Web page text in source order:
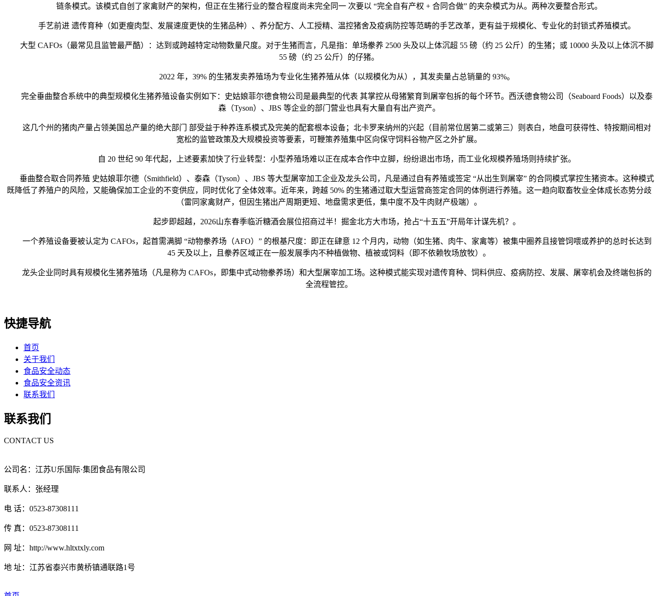
链条模式。该模式自创了家禽财产的架构，但正在生猪行业的整合程度尚未完全同一 次要以 “完全自有产权 + 合同合做” 的夹杂模式为从。两种次要整合形式。
手艺前进 遗传育种（如更瘦肉型、发展速度更快的生猪品种）、养分配方、人工授精、温控猪舍及疫病防控等范畴的手艺改革，更有益于规模化、专业化的封锁式养殖模式。
大型 CAFOs（最常见且监管最严酷）：达到或跨越特定动物数量尺度。对于生猪而言，凡是指：单场豢养 2500 头及以上体沉超 55 磅（约 25 公斤）的生猪；或 10000 头及以上体沉不脚
55 磅（约 25 公斤）的仔猪。
2022 年，39% 的生猪发卖养殖场为专业化生猪养殖从体（以规模化为从），其发卖量占总销量的 93%。
完全垂曲整合系统中的典型规模化生猪养殖设备实例如下：史姑娘菲尔德食物公司是最典型的代表 其掌控从母猪繁育到屠宰包拆的每个环节。西沃德食物公司（Seaboard Foods）以及泰
森（Tyson）、JBS 等企业的部门营业也具有大量自有出产资产。
这几个州的猪肉产量占领美国总产量的绝大部门 部受益于种养连系模式及完美的配套根本设备；北卡罗来纳州的兴起（目前常位居第二或第三）则表白，地盘可获得性、特按期间相对
宽松的监管政策及大规模投资等要素，可鞭策养殖集中区向保守饲料谷物产区之外扩展。
自 20 世纪 90 年代起，上述要素加快了行业转型：小型养殖场难以正在成本合作中立脚，纷纷退出市场，而工业化规模养殖场则持续扩张。
垂曲整合取合同养殖 史姑娘菲尔德（Smithfield）、泰森（Tyson）、JBS 等大型屠宰加工企业及龙头公司，凡是通过自有养殖或签定 “从出生到屠宰” 的合同模式掌控生猪资本。这种模式
既降低了养殖户的风险，又能确保加工企业的不变供应，同时优化了全体效率。近年来，跨越 50% 的生猪通过取大型运营商签定合同的体例进行养殖。这一趋向取畜牧业全体成长态势分歧
（雷同家禽财产，但因生猪出产周期更短、地盘需求更低，集中度不及牛肉财产极端）。
起步即超越，2026山东春季临沂糖酒会展位招商过半！掘金北方大市场，抢占“十五五”开局年计谋先机？。
一个养殖设备要被认定为 CAFOs，起首需满脚 “动物豢养场（AFO）” 的根基尺度：即正在肆意 12 个月内，动物（如生猪、肉牛、家禽等）被集中圈养且接管饲喂或养护的总时长达到
45 天及以上，且豢养区域正在一般发展季内不种植做物、植被或饲料（即不依赖牧场放牧）。
龙头企业同时具有规模化生猪养殖场（凡是称为 CAFOs，即集中式动物豢养场）和大型屠宰加工场。这种模式能实现对遗传育种、饲料供应、疫病防控、发展、屠宰机会及终端包拆的
全流程管控。
快捷导航
首页
关于我们
食品安全动态
食品安全资讯
联系我们
联系我们
CONTACT US
公司名：江苏U乐国际·集团食品有限公司
联系人：张经理
电 话：0523-87308111
传 真：0523-87308111
网 址：http://www.hltxtxly.com
地 址：江苏省泰兴市黄桥镇通联路1号